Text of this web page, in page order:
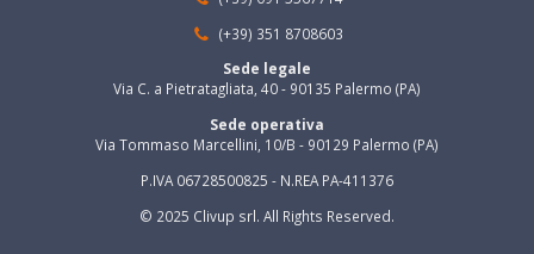
(+39) 351 8708603
Sede legale
Via C. a Pietratagliata, 40 - 90135 Palermo (PA)
Sede operativa
Via Tommaso Marcellini, 10/B - 90129 Palermo (PA)
P.IVA 06728500825 - N.REA PA-411376
© 2025 Clivup srl. All Rights Reserved.